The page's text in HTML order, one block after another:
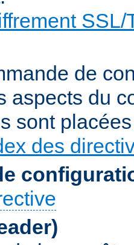
SSL/
de
aspects du
sont
des